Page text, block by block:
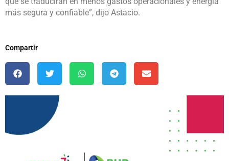
más segura y confiable”, dijo Astacio.
Compartir